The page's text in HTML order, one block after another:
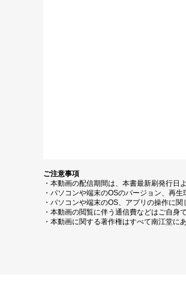
ご注意事項
・本動画の配信期間は、本書最新刷発行日
・パソコンや端末のOSのバージョン、再
・パソコンや端末のOS、アプリの操作に
・本動画の閲覧に伴う通信費などはご自身
・本動画に関する著作権はすべて南江堂に